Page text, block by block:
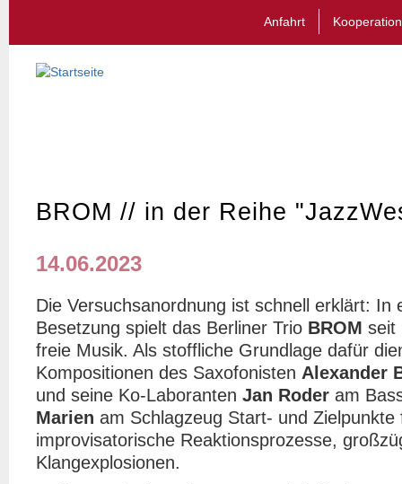
Anfahrt Kooperation
BROM // in der Reihe
14.06.2023
Die Versuchsanordnung ist schnell erklärt: In
Besetzung spielt das Berliner Trio BROM seit
freie Musik. Als stoffliche Grundlage dafür
Kompositionen des Saxofonisten Alexander
und seine Ko-Laboranten Jan Roder am
Marien am Schlagzeug Start- und Zielpunkte
improvisatorische Reaktionsprozesse,
Klangexplosionen.